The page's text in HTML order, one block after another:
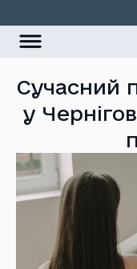
Головна
Локації
Контакти
Сучасний
у